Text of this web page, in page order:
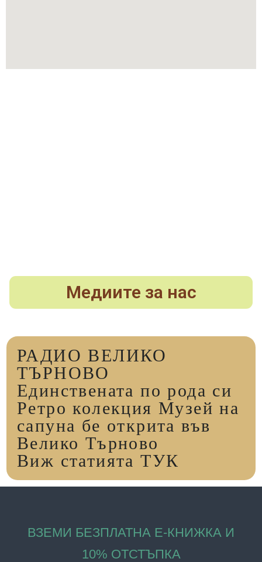
Медиите за нас
РАДИО ВЕЛИКО
ТЪРНОВО
Единствената по рода си
Ретро колекция Музей на
сапуна бе открита във
Велико Търново
Виж статията ТУК
ВЗЕМИ БЕЗПЛАТНА Е-КНИЖКА И
10% ОТСТЪПКА